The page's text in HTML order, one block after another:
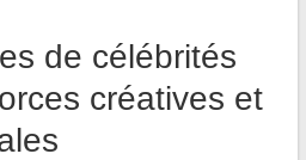
de célébrités
créatives et